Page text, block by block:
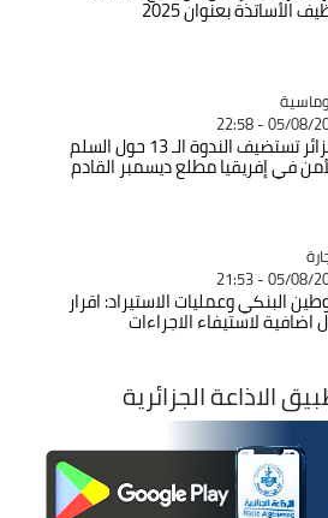
الأساتذة بعنوان 2025
05/08/
الجزائر تستضيف الندوة الـ 13 حول السلم
في إفريقيا مطلع ديسمبر القادم
05/08/
البنكي وعمليات الاستيراد: اقرار
اضافية لاستيفاء الاجراءات
الاذاعة الجزائرية